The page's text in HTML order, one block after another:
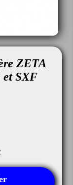
ZETA
et SXF